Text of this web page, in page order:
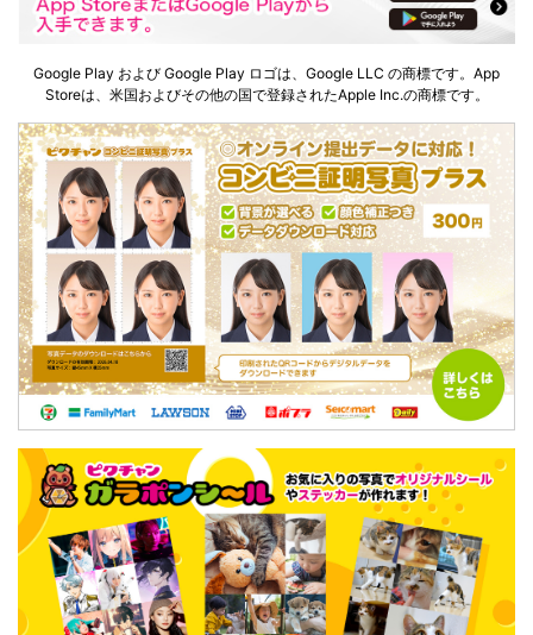
Google Play および Google Play ロゴは、Google LLC の商標です。App
Storeは、米国およびその他の国で登録されたApple Inc.の商標です。